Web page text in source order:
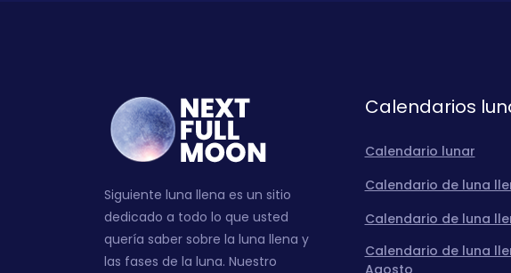
Siguiente luna llena es un sitio
dedicado a todo lo que usted
quería saber sobre la luna llena y
las fases de la luna. Nuestro
Calendarios
Calendario lunar
Calendario de luna
Calendario de luna
Calendario de luna
Agosto